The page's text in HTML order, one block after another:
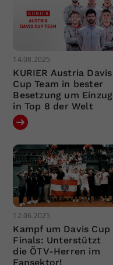
14.08.2025
KURIER Austria Davis
Cup Team in bester
Besetzung um Einzug
in Top 8 der Welt
12.06.2025
Kampf um Davis Cup
Finals: Unterstützt
die ÖTV-Herren im
Fansektor!